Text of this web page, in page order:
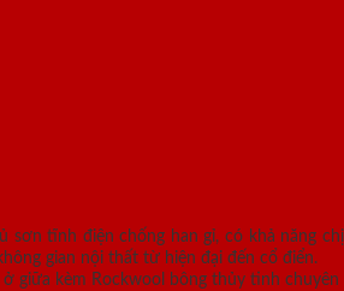
tĩnh điện chống han gỉ, có khả năng
gian nội thất từ hiện đại đến cổ điển.
kèm Rockwool bông thủy tinh